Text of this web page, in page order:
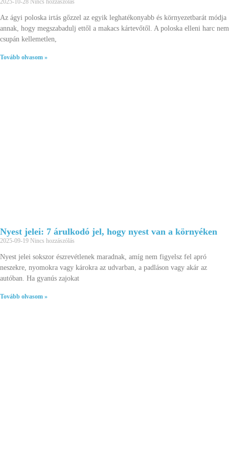
2025-10-28 Nincs hozzászólás
Az ágyi poloska irtás gőzzel az egyik leghatékonyabb és környezetbarát módja
annak, hogy megszabadulj ettől a makacs kártevőtől. A poloska elleni harc nem
csupán kellemetlen,
Tovább olvasom »
Nyest jelei: 7 árulkodó jel, hogy nyest van a környéken
2025-09-19 Nincs hozzászólás
Nyest jelei sokszor észrevétlenek maradnak, amíg nem figyelsz fel apró
neszekre, nyomokra vagy károkra az udvarban, a padláson vagy akár az
autóban. Ha gyanús zajokat
Tovább olvasom »